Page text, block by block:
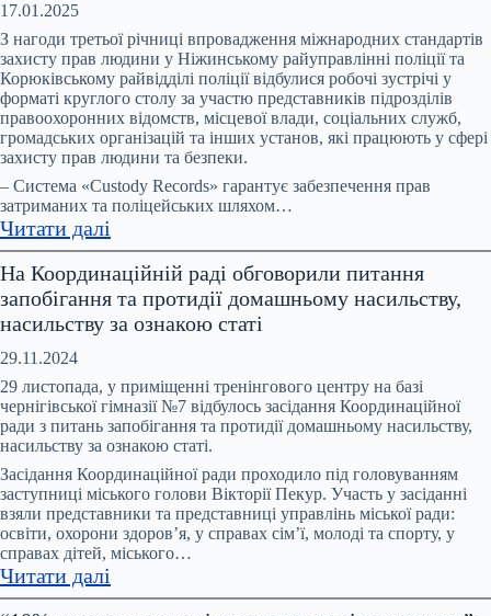
є
випадки
насильства,
має
бути
спеціалізована
служба
підтримки
–
рішення
учасників
профільної
Міжвідомчої
17.01.2025
З нагоди третьої річниці впровадження міжнародних стандартів
захисту прав людини у Ніжинському райуправлінні поліції та
Корюківському райвідділі поліції відбулися робочі зустрічі у
форматі круглого столу за участю представників підрозділів
правоохоронних відомств, місцевої влади, соціальних служб,
громадських організацій та інших установ, які працюють у сфері
захисту прав людини та безпеки.
– Система «Custody Records» гарантує забезпечення прав
затриманих та поліцейських шляхом…
Читати далі
Система
Custody
Records:
3
роботи
в
підрозділах
поліції
Ніжина
та
Корюіківки
На Координаційній раді обговорили питання
запобігання та протидії домашньому насильству,
насильству за ознакою статі
29.11.2024
29 листопада, у приміщенні тренінгового центру на базі
чернігівської гімназії №7 відбулось засідання Координаційної
ради з питань запобігання та протидії домашньому насильству,
насильству за ознакою статі.
Засідання Координаційної ради проходило під головуванням
заступниці міського голови Вікторії Пекур. Участь у засіданні
взяли представники та представниці управлінь міської ради:
освіти, охорони здоров’я, у справах сім’ї, молоді та спорту, у
справах дітей, міського…
Читати далі
На